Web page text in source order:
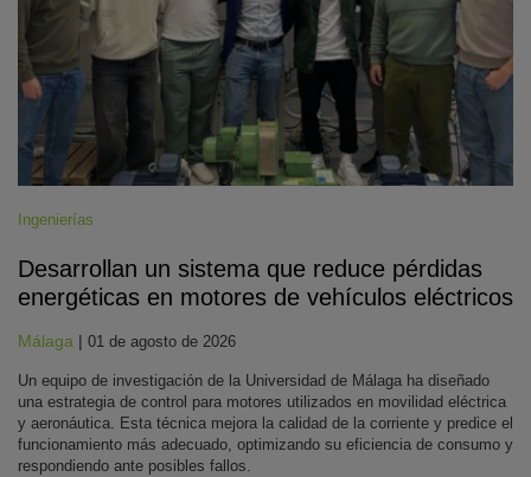
Ingenierías
Desarrollan un sistema que reduce pérdidas
energéticas en motores de vehículos eléctricos
Málaga | 01 de agosto de 2026
Un equipo de investigación de la Universidad de Málaga ha diseñado
una estrategia de control para motores utilizados en movilidad eléctrica
y aeronáutica. Esta técnica mejora la calidad de la corriente y predice el
funcionamiento más adecuado, optimizando su eficiencia de consumo y
respondiendo ante posibles fallos.